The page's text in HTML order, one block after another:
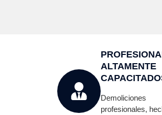
ALTAMENTE
Demoliciones
profesionales,